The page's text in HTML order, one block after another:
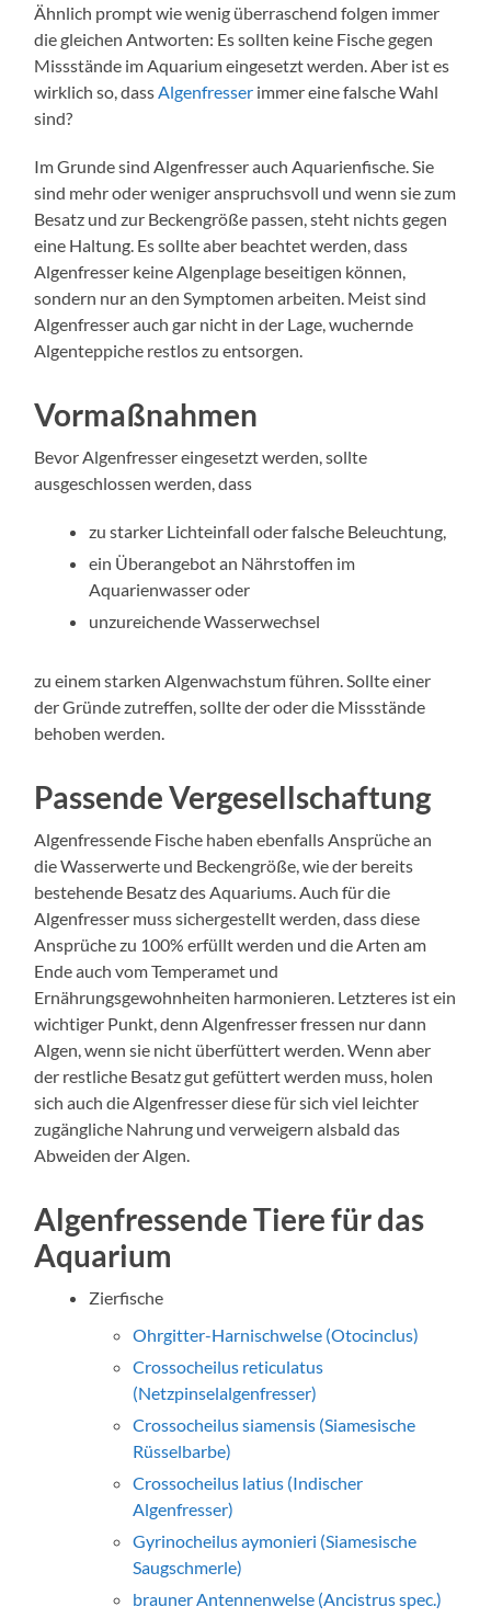
Ähnlich prompt wie wenig überraschend folgen immer
die gleichen Antworten: Es sollten keine Fische gegen
Missstände im Aquarium eingesetzt werden. Aber ist es
wirklich so, dass Algenfresser immer eine falsche Wahl
sind?
Im Grunde sind Algenfresser auch Aquarienfische. Sie
sind mehr oder weniger anspruchsvoll und wenn sie zum
Besatz und zur Beckengröße passen, steht nichts gegen
eine Haltung. Es sollte aber beachtet werden, dass
Algenfresser keine Algenplage beseitigen können,
sondern nur an den Symptomen arbeiten. Meist sind
Algenfresser auch gar nicht in der Lage, wuchernde
Algenteppiche restlos zu entsorgen.
Vormaßnahmen
Bevor Algenfresser eingesetzt werden, sollte
ausgeschlossen werden, dass
zu starker Lichteinfall oder falsche Beleuchtung,
ein Überangebot an Nährstoffen im
Aquarienwasser oder
unzureichende Wasserwechsel
zu einem starken Algenwachstum führen. Sollte einer
der Gründe zutreffen, sollte der oder die Missstände
behoben werden.
Passende Vergesellschaftung
Algenfressende Fische haben ebenfalls Ansprüche an
die Wasserwerte und Beckengröße, wie der bereits
bestehende Besatz des Aquariums. Auch für die
Algenfresser muss sichergestellt werden, dass diese
Ansprüche zu 100% erfüllt werden und die Arten am
Ende auch vom Temperamet und
Ernährungsgewohnheiten harmonieren. Letzteres ist ein
wichtiger Punkt, denn Algenfresser fressen nur dann
Algen, wenn sie nicht überfüttert werden. Wenn aber
der restliche Besatz gut gefüttert werden muss, holen
sich auch die Algenfresser diese für sich viel leichter
zugängliche Nahrung und verweigern alsbald das
Abweiden der Algen.
Algenfressende Tiere für das
Aquarium
Zierfische
Ohrgitter-Harnischwelse (Otocinclus)
Crossocheilus reticulatus
(Netzpinselalgenfresser)
Crossocheilus siamensis (Siamesische
Rüsselbarbe)
Crossocheilus latius (Indischer
Algenfresser)
Gyrinocheilus aymonieri (Siamesische
Saugschmerle)
brauner Antennenwelse (Ancistrus spec.)